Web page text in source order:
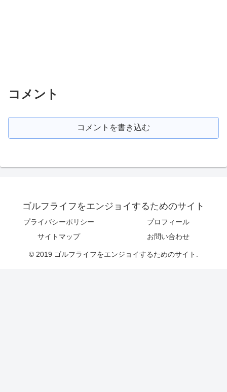
コメント
コメントを書き込む
ゴルフライフをエンジョイするためのサイト
プライバシーポリシー
プロフィール
サイトマップ
お問い合わせ
© 2019 ゴルフライフをエンジョイするためのサイト.